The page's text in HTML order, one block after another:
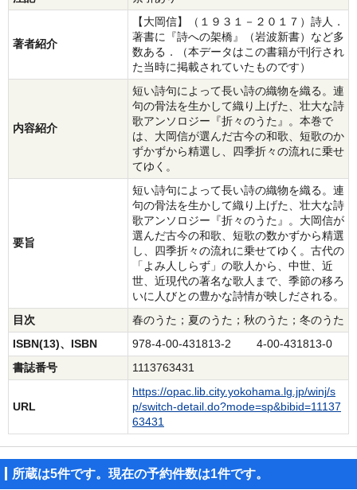
著者紹介
【大岡信】（１９３１－２０１７）詩人．
著書に『詩への架橋』（岩波新書）など多
数ある．（本データはこの書籍が刊行され
た当時に掲載されていたものです）
内容紹介
短い詩句によって長い詩の織物を織る。連
句の骨法を生かして織り上げた、壮大な詩
歌アンソロジー『折々のうた』。本巻で
は、大岡信が選んだ古今の和歌、短歌のか
ずかずから精選し、四季折々の流れに乗せ
てゆく。
要旨
短い詩句によって長い詩の織物を織る。連
句の骨法を生かして織り上げた、壮大な詩
歌アンソロジー『折々のうた』。大岡信が
選んだ古今の和歌、短歌の数かずから精選
し、四季折々の流れに乗せてゆく。古代の
「よみ人しらず」の歌人から、中世、近
世、近現代の著名な歌人まで、季節の移ろ
いに人びとの豊かな詩情が映しだされる。
目次
春のうた；夏のうた；秋のうた；冬のうた
ISBN(13)、ISBN
978-4-00-431813-2 4-00-431813-0
書誌番号
1113763431
URL
https://opac.lib.city.yokohama.lg.jp/winj/s
p/switch-detail.do?mode=sp&bibid=11137
63431
所蔵は5件です。現在の予約件数は1件です。